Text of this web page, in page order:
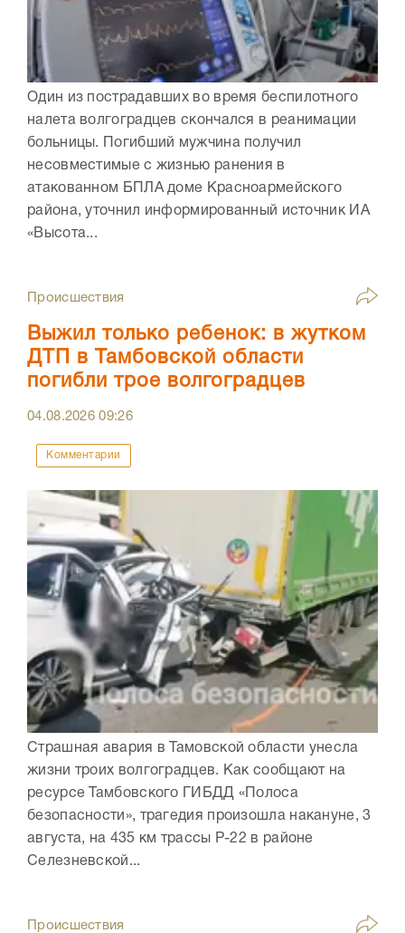
Один из пострадавших во время беспилотного
налета волгоградцев скончался в реанимации
больницы. Погибший мужчина получил
несовместимые с жизнью ранения в
атакованном БПЛА доме Красноармейского
района, уточнил информированный источник ИА
«Высота...
Происшествия
Выжил только ребенок: в жутком
ДТП в Тамбовской области
погибли трое волгоградцев
04.08.202609:26
Комментарии
Страшная авария в Тамовской области унесла
жизни троих волгоградцев. Как сообщают на
ресурсе Тамбовского ГИБДД «Полоса
безопасности», трагедия произошла накануне, 3
августа, на 435 км трассы Р-22 в районе
Селезневской...
Происшествия